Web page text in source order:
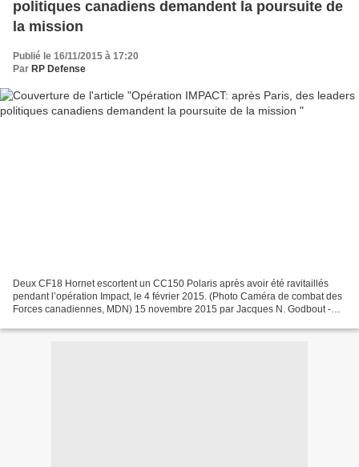
politiques canadiens demandent la poursuite de
la mission
Publié le 16/11/2015 à 17:20
Par RP Defense
Deux CF18 Hornet escortent un CC150 Polaris après avoir été ravitaillés
pendant l’opération Impact, le 4 février 2015. (Photo Caméra de combat des
Forces canadiennes, MDN) 15 novembre 2015 par Jacques N. Godbout -